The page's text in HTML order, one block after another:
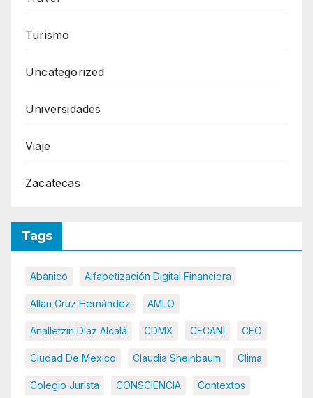
Turismo
Uncategorized
Universidades
Viaje
Zacatecas
Tags
Abanico Alfabetización Digital Financiera
Allan Cruz Hernández AMLO
Analletzin Díaz Alcalá CDMX CECANI CEO
Ciudad De México Claudia Sheinbaum Clima
Colegio Jurista CONSCIENCIA Contextos